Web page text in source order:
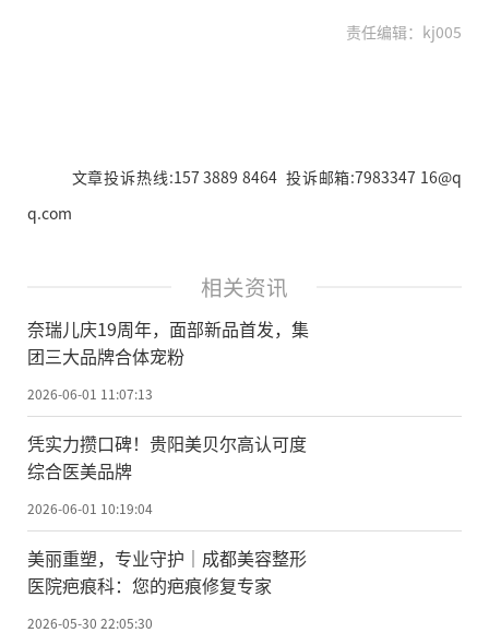
责任编辑：kj005
文章投诉热线:157 3889 8464 投诉邮箱:7983347 16@q
q.com
相关资讯
奈瑞儿庆19周年，面部新品首发，集
团三大品牌合体宠粉
2026-06-01 11:07:13
凭实力攒口碑！贵阳美贝尔高认可度
综合医美品牌
2026-06-01 10:19:04
美丽重塑，专业守护｜成都美容整形
医院疤痕科：您的疤痕修复专家
2026-05-30 22:05:30